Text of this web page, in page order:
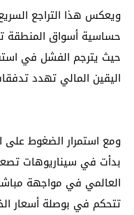
ويعكس هذا التراجع
حساسية أسواق المنطقة
حيث يترجم الفشل في
اليقين المالي تهدد
ومع استمرار الضغوط على
بدأت في سيناريوهات
العالمي في مواجهة
تتحكم في بوصلة أسعار